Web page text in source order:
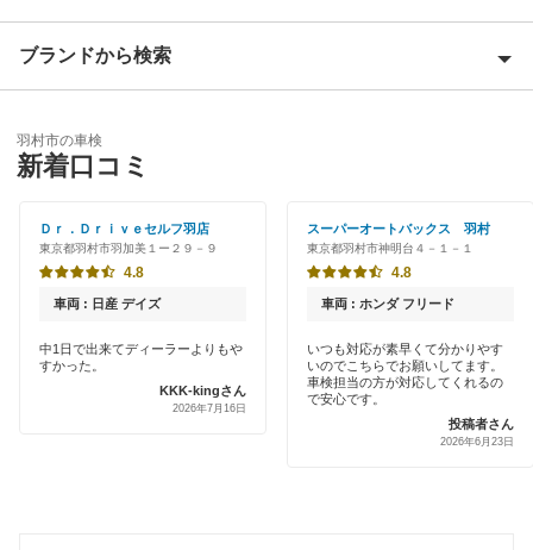
稲城市
青梅市
清瀬市
国立市
小金井市
Award 受賞店
特典あり
新車初回割りあり
早割りあり
クレジットカードOK
ブランドから検索
「車検の速太郎」
アップル車検
オートバックス
車検館
羽村市の車検
新着口コミ
Ｄｒ．Ｄｒｉｖｅセルフ羽店
東京都羽村市羽加美１ー２９－９
4.8
車両 : 日産 デイズ
中1日で出来てディーラーよりもや
すかった。
KKK-kingさん
2026年7月16日
スーパーオートバックス 羽村
東京都羽村市神明台４－１－１
4.8
車両 : ホンダ フリード
いつも対応が素早くて分かりやす
いのでこちらでお願いしてます。
車検担当の方が対応してくれるの
で安心です。
投稿者さん
2026年6月23日